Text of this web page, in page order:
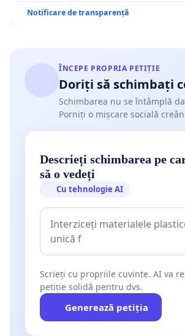
Notificare de transparență
ÎNCEPE PROPRIA PETIȚIE
Doriți să schimbați
Schimbarea nu se întâmplă
Porniți o mișcare socială
Descrieți schimbarea pe
să o vedeți
Cu tehnologie AI
Scrieți cu propriile cuvinte. AI va
petiție solidă pentru dvs.
Generează petiția